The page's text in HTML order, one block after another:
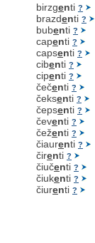
birzgenti ?
brazdenti ?
bubenti ?
capenti ?
capsenti ?
cibenti ?
cipenti ?
čečenti ?
čeksenti ?
čepsenti ?
čeventi ?
čeženti ?
čiaurenti ?
čirenti ?
čiučenti ?
čiukenti ?
čiurenti ?